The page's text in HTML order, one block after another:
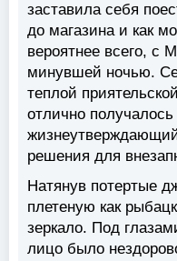
заставила себя
до магазина и как
вероятнее всего, с
минувшей ночью.
теплой
отлично получалось
решения для
Натянув потертые
плетеную как
зеркало. Под
лицо было